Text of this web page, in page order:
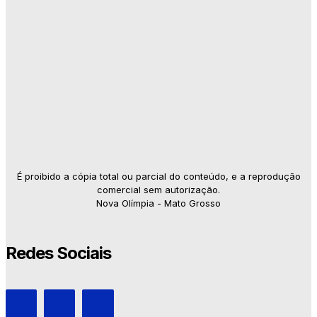
É proibido a cópia total ou parcial do conteúdo, e a reprodução
comercial sem autorização.
Nova Olímpia - Mato Grosso
Redes Sociais